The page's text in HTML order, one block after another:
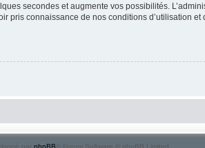
secondes et augmente vos possibilités.
pris connaissance de nos conditions d’utilisation
par phpBB ® Forum Software © phpBB Limited